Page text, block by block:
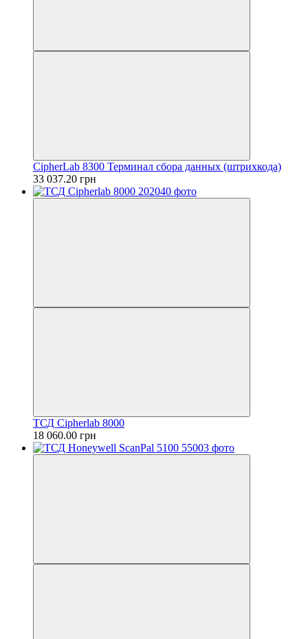
CipherLab 8300 Терминал сбора данных (штрихкода)
33 037.20 грн
ТСД Cipherlab 8000
18 060.00 грн